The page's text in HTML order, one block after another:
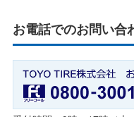
お電話でのお問い合